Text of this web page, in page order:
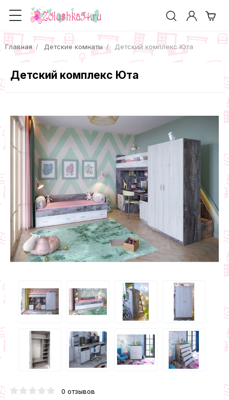
Главная Детские комнаты Детский комплекс Юта
Детский комплекс Юта
0 отзывов